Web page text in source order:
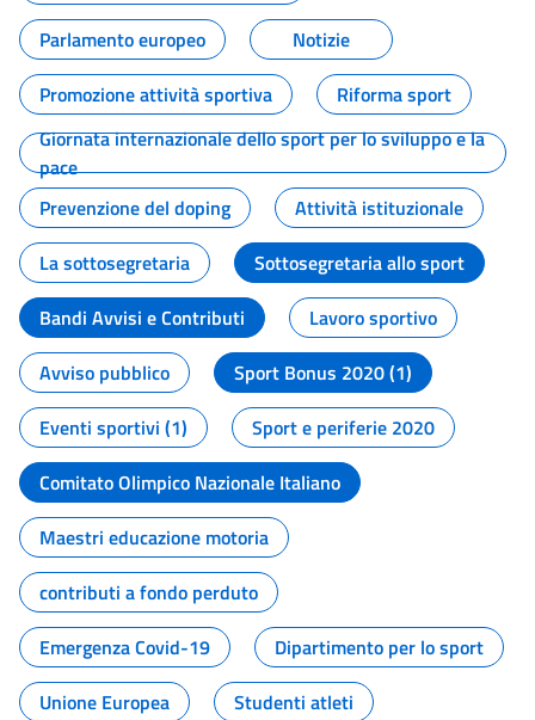
Parlamento europeo
Notizie
Promozione attività sportiva
Riforma sport
Giornata internazionale dello sport per lo sviluppo e la
pace
Prevenzione del doping
Attività istituzionale
La sottosegretaria
Sottosegretaria allo sport
Bandi Avvisi e Contributi
Lavoro sportivo
Avviso pubblico
Sport Bonus 2020 (1)
Eventi sportivi (1)
Sport e periferie 2020
Comitato Olimpico Nazionale Italiano
Maestri educazione motoria
contributi a fondo perduto
Emergenza Covid-19
Dipartimento per lo sport
Unione Europea
Studenti atleti